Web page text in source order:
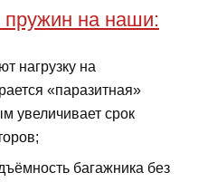
пружин на наши:
нагрузку на
«паразитная»
увеличивает срок
багажника без